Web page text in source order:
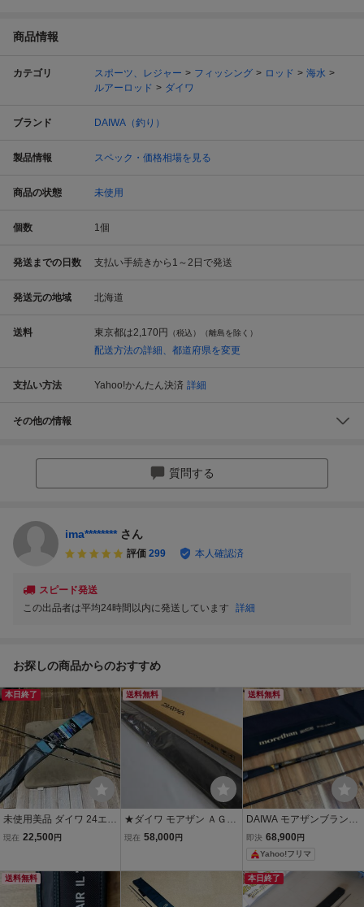
商品情報
カテゴリ スポーツ、レジャー フィッシング ロッド
海水
ルアーロッド
ダイワ
ブランド DAIWA（釣り）
製品情報 スペック・価格相場を見る
商品の状態 未使用
個数 1個
発送までの日数 支払い手続きから1～2日で発送
発送元の地域 北海道
送料 東京都は2,170円 （税込）（離島を除く）
配送方法の詳細、都道府県を変更
支払い方法 Yahoo!かんたん決済 詳細
その他の情報
質問する
ima******** さん
評価 299 本人確認済
スピード発送
この出品者は平均24時間以内に発送しています
詳細
お探しの商品からのおすすめ
本日終了
未使用美品 ダイワ 24エメ
ラルダス MX IM K56ULB
バ ソルティガ
現在 22,500 円
送料無料
★ダイワ モアザン ＡＧＳ
９６ＭＬ★希少★未使用
現在 58,000 円
送料無料
DAIWA モアザンブランジ
ーノ EX AGS 1010ML/M
シーバスロッド
即決 68,900 円
Yahoo!フリマ
送料無料 本日終了